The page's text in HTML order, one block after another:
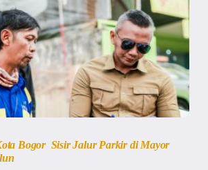
Bogor Sisir Jalur Parkir di Mayor